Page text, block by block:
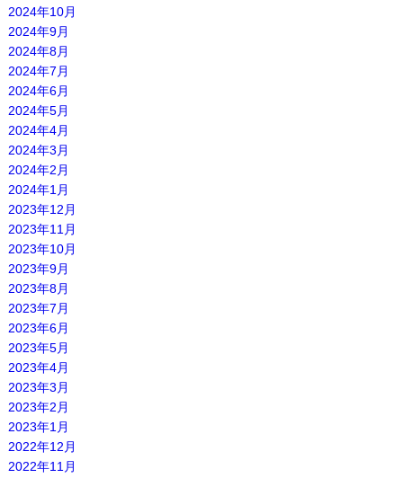
2024年10月
2024年9月
2024年8月
2024年7月
2024年6月
2024年5月
2024年4月
2024年3月
2024年2月
2024年1月
2023年12月
2023年11月
2023年10月
2023年9月
2023年8月
2023年7月
2023年6月
2023年5月
2023年4月
2023年3月
2023年2月
2023年1月
2022年12月
2022年11月